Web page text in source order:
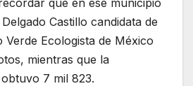
Castillo candidata de
Ecologista de México
mientras que la
7 mil 823.